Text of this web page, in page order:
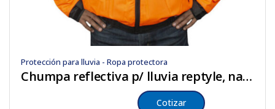
Protección para lluvia - Ropa protectora
Chumpa reflectiva p/ lluvia reptyle, naranja
Cotizar